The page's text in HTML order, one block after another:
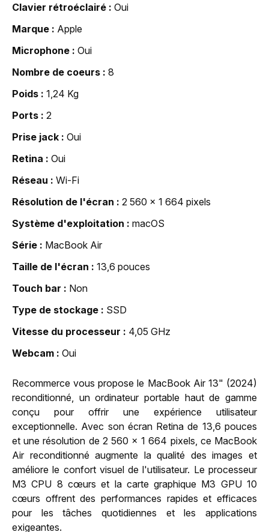
Clavier rétroéclairé
Oui
Marque
Apple
Microphone
Oui
Nombre de coeurs
8
Poids
1,24 Kg
Ports
2
Prise jack
Oui
Retina
Oui
Réseau
Wi-Fi
Résolution de l'écran
2 560 x 1 664 pixels
Système d'exploitation
macOS
Série
MacBook Air
Taille de l'écran
13,6 pouces
Touch bar
Non
Type de stockage
SSD
Vitesse du processeur
4,05 GHz
Webcam
Oui
Recommerce vous propose le MacBook Air 13" (2024)
reconditionné, un ordinateur portable haut de gamme
conçu pour offrir une expérience utilisateur
exceptionnelle. Avec son écran Retina de 13,6 pouces
et une résolution de 2 560 x 1 664 pixels, ce MacBook
Air reconditionné augmente la qualité des images et
améliore le confort visuel de l'utilisateur. Le processeur
M3 CPU 8 cœurs et la carte graphique M3 GPU 10
cœurs offrent des performances rapides et efficaces
pour les tâches quotidiennes et les applications
exigeantes.